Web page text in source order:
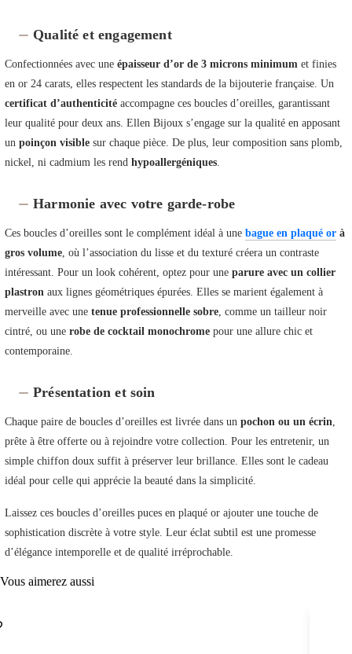
Qualité et engagement
Confectionnées avec une épaisseur d’or de 3 microns minimum et finies
en or 24 carats, elles respectent les standards de la bijouterie française. Un
certificat d’authenticité accompagne ces boucles d’oreilles, garantissant
leur qualité pour deux ans. Ellen Bijoux s’engage sur la qualité en apposant
un poinçon visible sur chaque pièce. De plus, leur composition sans plomb,
nickel, ni cadmium les rend hypoallergéniques
Harmonie avec votre garde-robe
Ces boucles d’oreilles sont le complément idéal à une bague en plaqué or à
gros volume , où l’association du lisse et du texturé créera un contraste
intéressant. Pour un look cohérent, optez pour une parure avec un collier
plastron aux lignes géométriques épurées. Elles se marient également à
merveille avec une tenue professionnelle sobre , comme un tailleur noir
cintré, ou une robe de cocktail monochrome pour une allure chic et
contemporaine.
Présentation et soin
Chaque paire de boucles d’oreilles est livrée dans un pochon ou un écrin
prête à être offerte ou à rejoindre votre collection. Pour les entretenir, un
simple chiffon doux suffit à préserver leur brillance. Elles sont le cadeau
idéal pour celle qui apprécie la beauté dans la simplicité.
Laissez ces boucles d’oreilles puces en plaqué or ajouter une touche de
sophistication discrète à votre style. Leur éclat subtil est une promesse
d’élégance intemporelle et de qualité irréprochable.
Vous aimerez aussi